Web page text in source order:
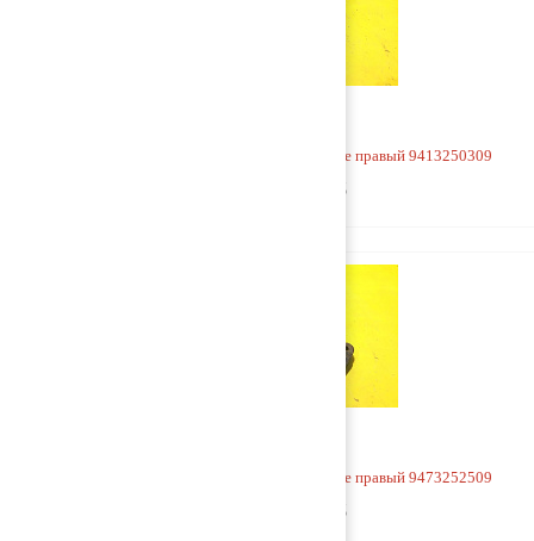
Кронштейн V-образной тяги к раме правый 9413250309
2 500 руб
Кронштейн V-образной тяги к раме правый 9473252509
9 000 руб